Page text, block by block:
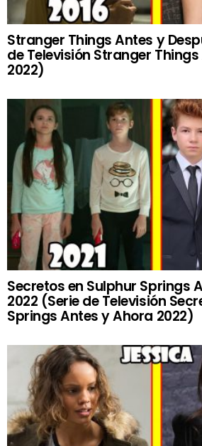
Stranger Things Antes y
de Televisión Stranger
2022)
Secretos en Sulphur Springs
2022 (Serie de Televisión
Springs Antes y Ahora 2022)